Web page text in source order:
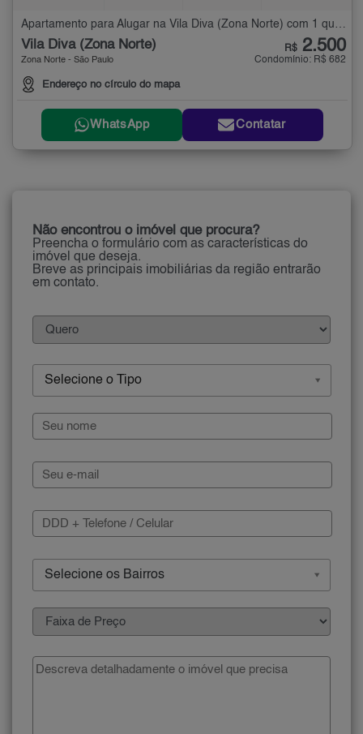
Apartamento para Alugar na Vila Diva (Zona Norte) com 1 quarto - 39 m²
Vila Diva (Zona Norte)
Zona Norte - São Paulo
Endereço no círculo do mapa
R$ 2.500
Condomínio: R$ 682
WhatsApp Contatar
Não encontrou o imóvel que procura?
Preencha o formulário com as características do
imóvel que deseja.
Breve as principais imobiliárias da região entrarão
em contato.
Selecione o Tipo
Selecione os Bairros